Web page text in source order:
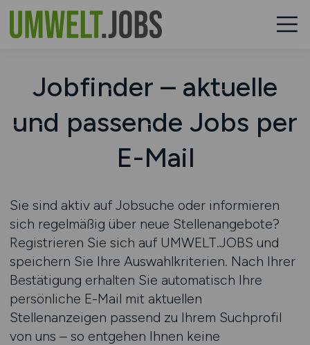
Jobfinder – aktuelle
und passende Jobs per
E-Mail
Sie sind aktiv auf Jobsuche oder informieren
sich regelmäßig über neue Stellenangebote?
Registrieren Sie sich auf UMWELT.JOBS und
speichern Sie Ihre Auswahlkriterien. Nach Ihrer
Bestätigung erhalten Sie automatisch Ihre
persönliche E-Mail mit aktuellen
Stellenanzeigen passend zu Ihrem Suchprofil
von uns – so entgehen Ihnen keine